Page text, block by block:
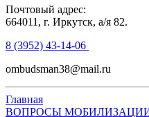
Почтовый адрес:
664011, г. Иркутск, а/я 82.
8 (3952) 43-14-06
ombudsman38@mail.ru
Главная
ВОПРОСЫ